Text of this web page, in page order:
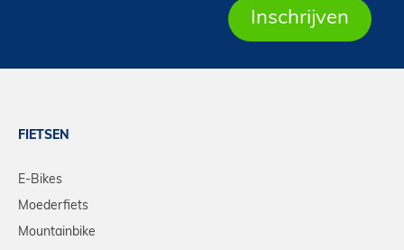
FIETSEN
E-Bikes
Moederfiets
Mountainbike